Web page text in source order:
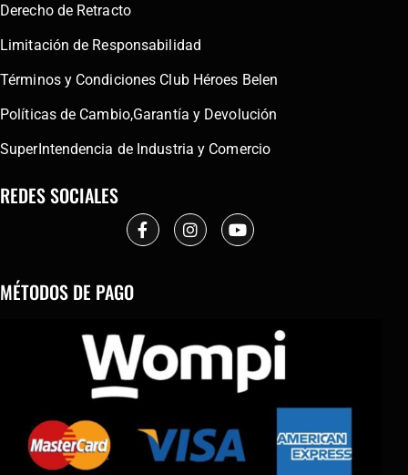
Derecho de Retracto
Limitación de Responsabilidad
Términos y Condiciones Club Héroes Belen
Políticas de Cambio,Garantía y Devolución
SuperIntendencia de Industria y Comercio
REDES SOCIALES
MÉTODOS DE PAGO